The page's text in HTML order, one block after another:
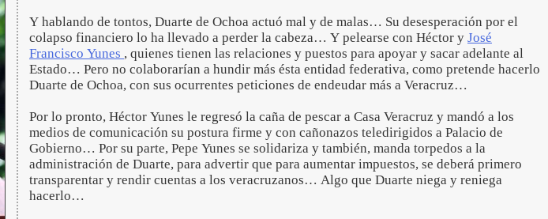
Y hablando de tontos, Duarte de Ochoa actuó mal y de malas… Su desesperación por el
colapso financiero lo ha llevado a perder la cabeza… Y pelearse con Héctor y José
Francisco Yunes , quienes tienen las relaciones y puestos para apoyar y sacar adelante al
Estado… Pero no colaborarían a hundir más ésta entidad federativa, como pretende hacerlo
Duarte de Ochoa, con sus ocurrentes peticiones de endeudar más a Veracruz…
Por lo pronto, Héctor Yunes le regresó la caña de pescar a Casa Veracruz y mandó a los
medios de comunicación su postura firme y con cañonazos teledirigidos a Palacio de
Gobierno… Por su parte, Pepe Yunes se solidariza y también, manda torpedos a la
administración de Duarte, para advertir que para aumentar impuestos, se deberá primero
transparentar y rendir cuentas a los veracruzanos… Algo que Duarte niega y reniega
hacerlo…